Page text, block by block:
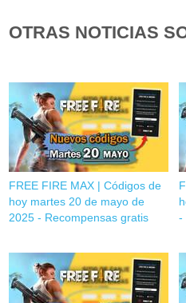
OTRAS NOTICIAS
FREE FIRE MAX | Códigos de
hoy martes 20 de mayo de
2025 - Recompensas gratis
-